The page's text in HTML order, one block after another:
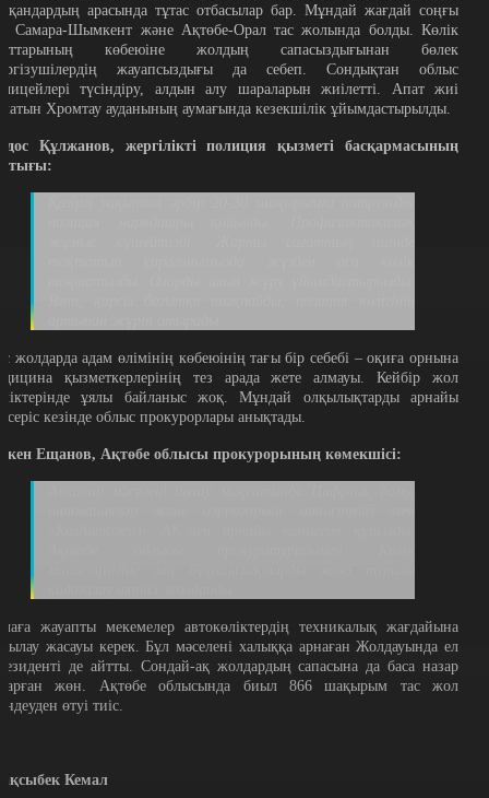
арасында тұтас отбасылар бар. Мұндай жағдай соңғы
Самара-Шымкент және Ақтөбе-Орал тас жолында болды. Көлік
көбеюіне жолдың сапасыздығынан бөлек
жауапсыздығы да себеп. Сондықтан облыс
түсіндіру, алдын алу шараларын жиілетті. Апат жиі
Хромтау ауданының аумағында кезекшілік ұйымдастырылды.
Құлжанов, жергілікті полиция қызметі басқармасының
жолдарда адам өлімінің көбеюінің тағы бір себебі – оқиға орнына
қызметкерлерінің тез арада жете алмауы. Кейбір жол
ұялы байланыс жоқ. Мұндай олқылықтарды арнайы
кезінде облыс прокурорлары анықтады.
Ещанов, Ақтөбе облысы прокурорының көмекшісі:
жауапты мекемелер автокөліктердің техникалық жағдайына
жасауы керек. Бұл мәселені халыққа арнаған Жолдауында ел
де айтты. Сондай-ақ жолдардың сапасына да баса назар
жөн. Ақтөбе облысында биыл 866 шақырым тас жол
өтуі тиіс.
Кемал